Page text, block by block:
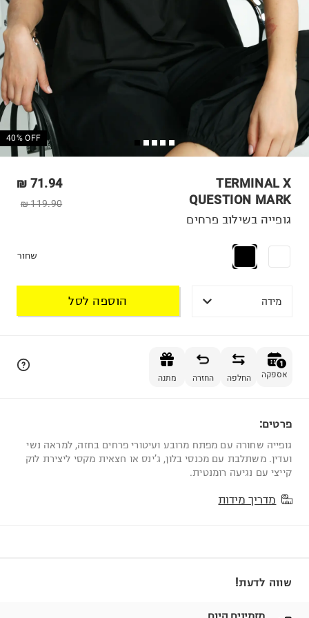
40% OFF
TERMINAL X
QUESTION MARK
71.94 ₪
119.90 ₪
גופייה בשילוב פרחים
שחור
מידה הוספה לסל
1
אספקה החלפה החזרה מתנה
פרטים:
גופייה שחורה עם מפתח מרובע ועיטורי פרחים בחזה, למראה נשי
ועדין. משתלבת עם מכנסי בלון, ג’ינס או חצאית מקסי ליצירת לוק
קייצי עם נגיעה רומנטית.
מדריך מידות
שווה לדעת!